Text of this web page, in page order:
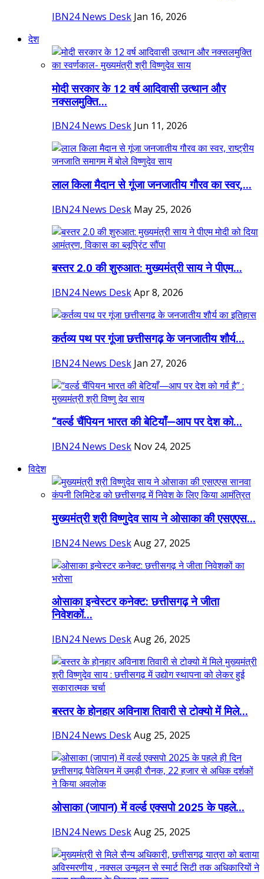
IBN24 News Desk Jan 16, 2026
देश
मोदी सरकार के 12 वर्ष आदिवासी उत्थान और
नक्सलमुक्ति...
IBN24 News Desk Jun 11, 2026
लाल किला मैदान से गूंजा जनजातीय गौरव का स्वर,...
IBN24 News Desk May 25, 2026
बस्तर 2.0 की शुरुआत: मुख्यमंत्री साय ने पीएम...
IBN24 News DeskApr 8, 2026
कर्तव्य पथ पर गूंजा छत्तीसगढ़ के जनजातीय शौर्य...
IBN24 News Desk Jan 27, 2026
“वर्ल्ड चैंपियन भारत की बेटियाँ—आप पर देश को...
IBN24 News Desk Nov 24, 2025
विदेश
मुख्यमंत्री श्री विष्णुदेव साय ने ओसाका की एसएएस...
IBN24 News DeskAug 27, 2025
ओसाका इन्वेस्टर कनेक्ट: छत्तीसगढ़ ने जीता
निवेशकों...
IBN24 News DeskAug 26, 2025
बस्तर के होनहार अविनाश तिवारी से टोक्यो में मिले...
IBN24 News DeskAug 25, 2025
ओसाका (जापान) में वर्ल्ड एक्सपो 2025 के पहले...
IBN24 News DeskAug 25, 2025